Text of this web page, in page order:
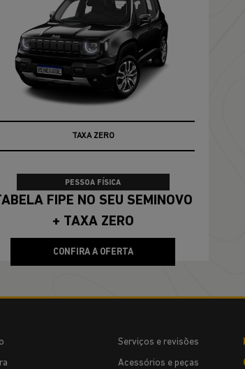
TABELA FIPE
PESSOA FÍSICA
FIPE NO SEU SEMINOVO
+ TAXA ZERO
CONFIRA A OFERTA
Serviços e revisões
Acessórios e peças